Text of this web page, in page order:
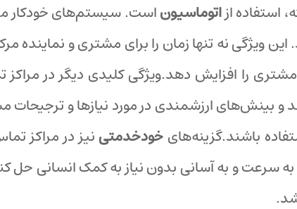
استفاده ازاتوماسیوناست. سیستم‌های خودکار
بینش‌های ارزشمندی در مورد نیازها و ترجیحات
باشند.گزینه‌های خودخدمتی نیز در مراکز
به سرعت و به آسانی بدون نیاز به کمک انسانی